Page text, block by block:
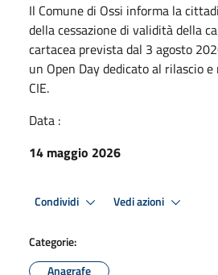
Il Comune di Ossi informa la
della cessazione di validità della
cartacea prevista dal 3 agosto
un Open Day dedicato al rilascio
CIE.
Data :
14 maggio 2026
Condividi Vedi azioni
Categorie:
Anagrafe